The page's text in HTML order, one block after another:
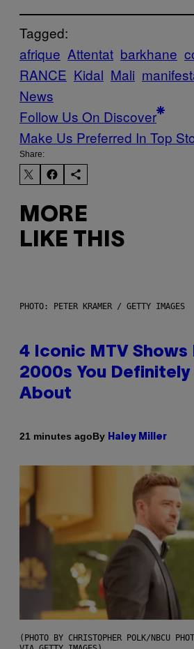
Tagged:
afrique Attentat barkhane
RANCE Kidal Mali
News
Follow Us On Discover
Make Us Preferred In Top
Share:
MORE
LIKE THIS
PHOTO: PETER KRAMER / GETTY IMAGES
4 Iconic MTV Shows
2000s You
About
21 minutes agoBy Haley Miller
(PHOTO BY CHRISTOPHER POLK/NBCU